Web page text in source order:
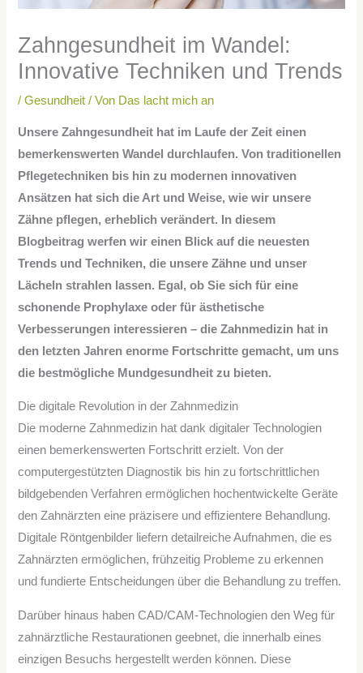
Zahngesundheit im Wandel:
Innovative Techniken und Trends
/Gesundheit / Von Das lacht mich an
Unsere Zahngesundheit hat im Laufe der Zeit einen
bemerkenswerten Wandel durchlaufen. Von traditionellen
Pflegetechniken bis hin zu modernen innovativen
Ansätzen hat sich die Art und Weise, wie wir unsere
Zähne pflegen, erheblich verändert. In diesem
Blogbeitrag werfen wir einen Blick auf die neuesten
Trends und Techniken, die unsere Zähne und unser
Lächeln strahlen lassen. Egal, ob Sie sich für eine
schonende Prophylaxe oder für ästhetische
Verbesserungen interessieren – die Zahnmedizin hat in
den letzten Jahren enorme Fortschritte gemacht, um uns
die bestmögliche Mundgesundheit zu bieten.
Die digitale Revolution in der Zahnmedizin
Die moderne Zahnmedizin hat dank digitaler Technologien
einen bemerkenswerten Fortschritt erzielt. Von der
computergestützten Diagnostik bis hin zu fortschrittlichen
bildgebenden Verfahren ermöglichen hochentwickelte Geräte
den Zahnärzten eine präzisere und effizientere Behandlung.
Digitale Röntgenbilder liefern detailreiche Aufnahmen, die es
Zahnärzten ermöglichen, frühzeitig Probleme zu erkennen
und fundierte Entscheidungen über die Behandlung zu treffen.
Darüber hinaus haben CAD/CAM-Technologien den Weg für
zahnärztliche Restaurationen geebnet, die innerhalb eines
einzigen Besuchs hergestellt werden können. Diese